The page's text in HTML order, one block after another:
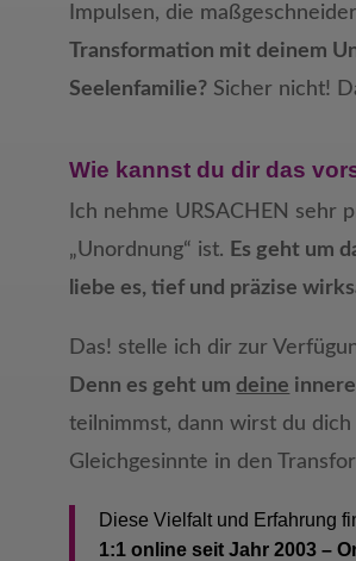
Impulsen, die
Transformation mit deinem
Seelenfamilie? Sicher nicht!
Wie kannst du dir das
Ich nehme URSACHEN sehr
„Unordnung“ ist. Es geht um
liebe es, tief und präzise
Das! stelle ich dir zur
Denn es geht um deine
teilnimmst, dann wirst du
Gleichgesinnte in den
Diese Vielfalt und Erfahrung
1:1 online seit Jahr 2003 –